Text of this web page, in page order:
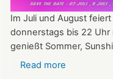
Im Juli und August
donnerstags bis 22 Uhr
genießt Sommer,
Read more